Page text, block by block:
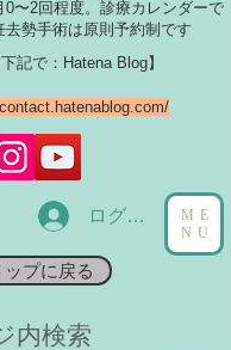
0〜2回程度。診療カレンダーで
去勢手術は原則予約制です
ログイン
ップに戻る
ME
NU
記で：Hatena Blog】
内検索